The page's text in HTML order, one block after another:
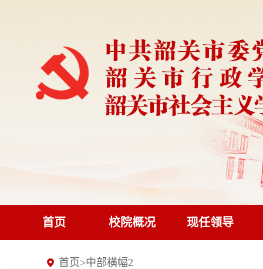
首页 校院概况 现任领导
首页>中部横幅2